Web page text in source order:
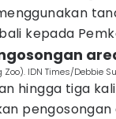
kepada
IDN Times/Debbie
hingga tiga